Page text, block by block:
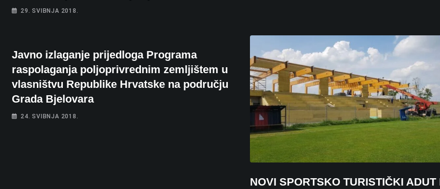
29. SVIBNJA 2018.
Javno izlaganje prijedloga Programa
raspolaganja poljoprivrednim zemljištem u
vlasništvu Republike Hrvatske na području
Grada Bjelovara
24. SVIBNJA 2018.
NOVI SPORTSKO TURISTIČKI ADUT